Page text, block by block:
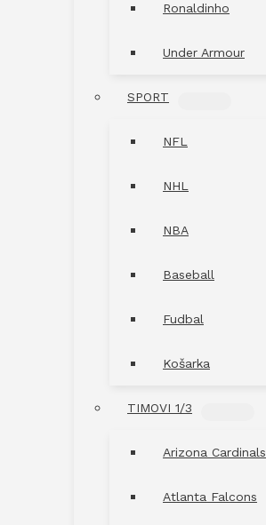
Ronaldinho
Under Armour
SPORT
NFL
NHL
NBA
Baseball
Fudbal
Košarka
TIMOVI 1/3
Arizona Cardinals
Atlanta Falcons